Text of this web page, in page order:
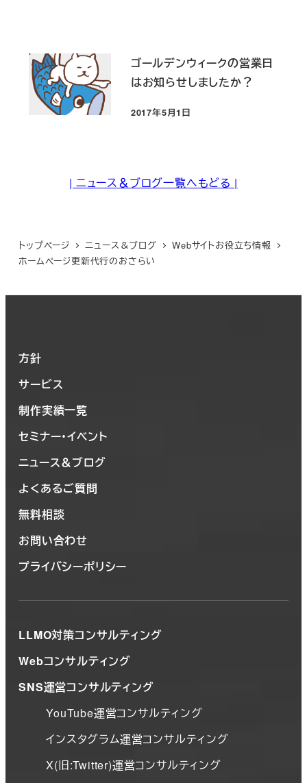
ゴールデンウィークの営業日
はお知らせしましたか？
投稿日
2017年5月1日
| ニュース＆ブログ一覧へもどる |
トップページ ニュース＆ブログ
Webサイトお役立ち情報
ホームページ更新代行のおさらい
方針
サービス
制作実績一覧
セミナー・イベント
ニュース＆ブログ
よくあるご質問
無料相談
お問い合わせ
プライバシーポリシー
LLMO対策コンサルティング
Webコンサルティング
SNS運営コンサルティング
YouTube運営コンサルティング
インスタグラム運営コンサルティング
X(旧:Twitter)運営コンサルティング